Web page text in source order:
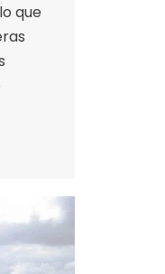
que